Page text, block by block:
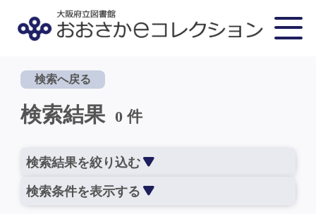
検索へ戻る
検索結果 0 件
検索結果を絞り込む
検索条件を表示する